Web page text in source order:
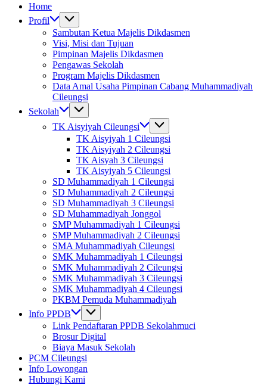
Home
Profil
Sambutan Ketua Majelis Dikdasmen
Visi, Misi dan Tujuan
Pimpinan Majelis Dikdasmen
Pengawas Sekolah
Program Majelis Dikdasmen
Data Amal Usaha Pimpinan Cabang Muhammadiyah
Cileungsi
Sekolah
TK Aisyiyah Cileungsi
TK Aisyiyah 1 Cileungsi
TK Aisyiyah 2 Cileungsi
TK Aisyah 3 Cileungsi
TK Aisyiyah 5 Cileungsi
SD Muhammadiyah 1 Cileungsi
SD Muhammadiyah 2 Cileungsi
SD Muhammadiyah 3 Cileungsi
SD Muhammadiyah Jonggol
SMP Muhammadiyah 1 Cileungsi
SMP Muhammadiyah 2 Cileungsi
SMA Muhammadiyah Cileungsi
SMK Muhammadiyah 1 Cileungsi
SMK Muhammadiyah 2 Cileungsi
SMK Muhammadiyah 3 Cileungsi
SMK Muhammadiyah 4 Cileungsi
PKBM Pemuda Muhammadiyah
Info PPDB
Link Pendaftaran PPDB Sekolahmuci
Brosur Digital
Biaya Masuk Sekolah
PCM Cileungsi
Info Lowongan
Hubungi Kami